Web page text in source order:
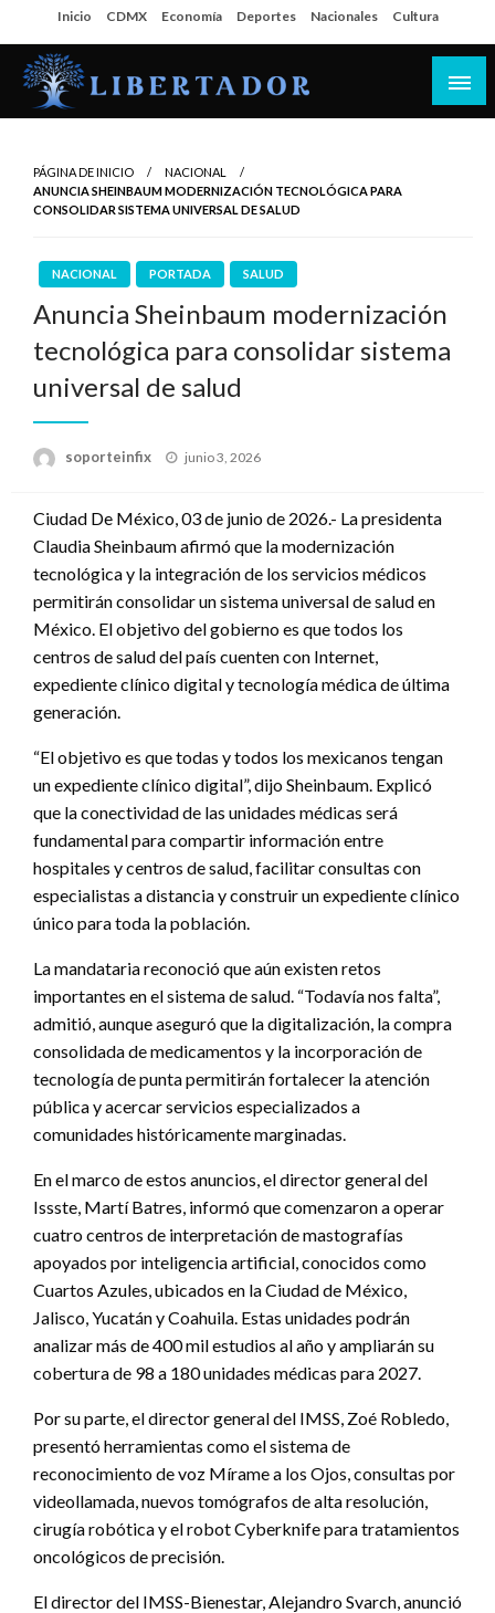
al
contenido
Inicio CDMX Economía Deportes Nacionales Cultura
PÁGINA DE INICIO
NACIONAL
ANUNCIA SHEINBAUM MODERNIZACIÓN TECNOLÓGICA PARA
CONSOLIDAR SISTEMA UNIVERSAL DE SALUD
NACIONAL PORTADA SALUD
Anuncia Sheinbaum modernización
tecnológica para consolidar sistema
universal de salud
soporteinfix
Publicado
junio 3, 2026
Ciudad De México, 03 de junio de 2026.- La presidenta
Claudia Sheinbaum afirmó que la modernización
tecnológica y la integración de los servicios médicos
permitirán consolidar un sistema universal de salud en
México. El objetivo del gobierno es que todos los
centros de salud del país cuenten con Internet,
expediente clínico digital y tecnología médica de última
generación.
“El objetivo es que todas y todos los mexicanos tengan
un expediente clínico digital”, dijo Sheinbaum. Explicó
que la conectividad de las unidades médicas será
fundamental para compartir información entre
hospitales y centros de salud, facilitar consultas con
especialistas a distancia y construir un expediente clínico
único para toda la población.
La mandataria reconoció que aún existen retos
importantes en el sistema de salud. “Todavía nos falta”,
admitió, aunque aseguró que la digitalización, la compra
consolidada de medicamentos y la incorporación de
tecnología de punta permitirán fortalecer la atención
pública y acercar servicios especializados a
comunidades históricamente marginadas.
En el marco de estos anuncios, el director general del
Issste, Martí Batres, informó que comenzaron a operar
cuatro centros de interpretación de mastografías
apoyados por inteligencia artificial, conocidos como
Cuartos Azules, ubicados en la Ciudad de México,
Jalisco, Yucatán y Coahuila. Estas unidades podrán
analizar más de 400 mil estudios al año y ampliarán su
cobertura de 98 a 180 unidades médicas para 2027.
Por su parte, el director general del IMSS, Zoé Robledo,
presentó herramientas como el sistema de
reconocimiento de voz Mírame a los Ojos, consultas por
videollamada, nuevos tomógrafos de alta resolución,
cirugía robótica y el robot Cyberknife para tratamientos
oncológicos de precisión.
El director del IMSS-Bienestar, Alejandro Svarch, anunció